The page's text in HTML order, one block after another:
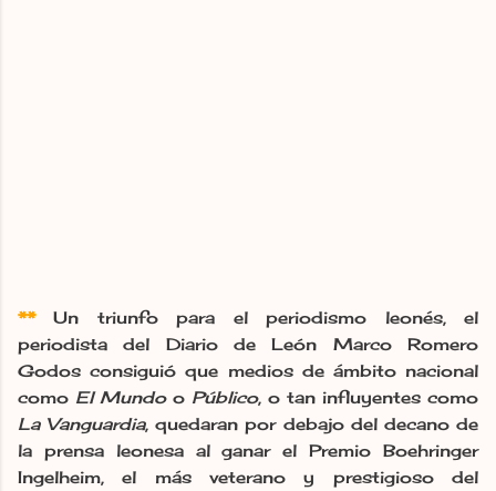
**Un triunfo para el periodismo leonés, el
periodista del Diario de León Marco Romero
Godos consiguió que medios de ámbito nacional
como El Mundoo Público, o tan influyentes como
La Vanguardia, quedaran por debajo del decano de
la prensa leonesa al ganar el Premio Boehringer
Ingelheim, el más veterano y prestigioso del